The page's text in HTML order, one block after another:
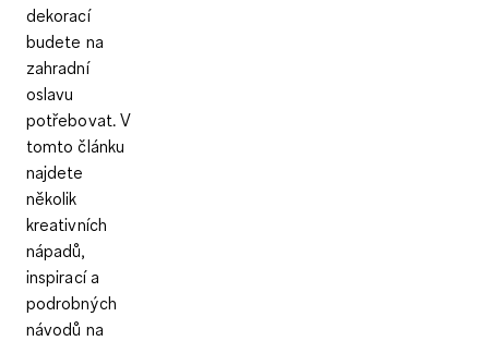
dekorací
budete na
zahradní
oslavu
potřebovat. V
tomto článku
najdete
několik
kreativních
nápadů,
inspirací a
podrobných
návodů na